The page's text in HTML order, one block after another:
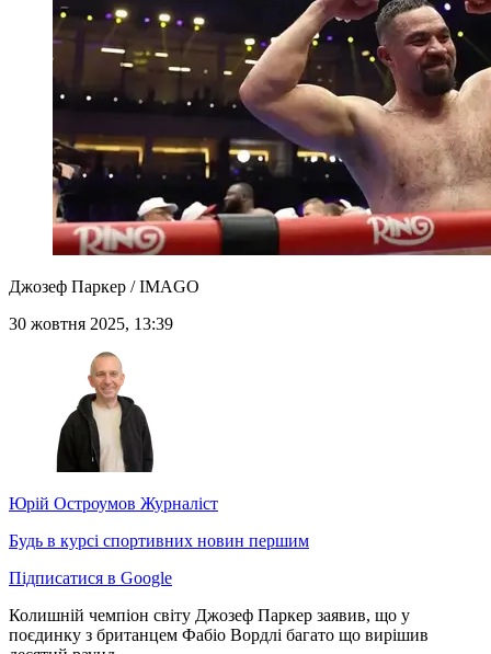
Джозеф Паркер / IMAGO
30 жовтня 2025, 13:39
Юрій Остроумов Журналіст
Будь в курсі спортивних новин першим
Підписатися в Google
Колишній чемпіон світу Джозеф Паркер заявив, що у
поєдинку з британцем Фабіо Вордлі багато що вирішив